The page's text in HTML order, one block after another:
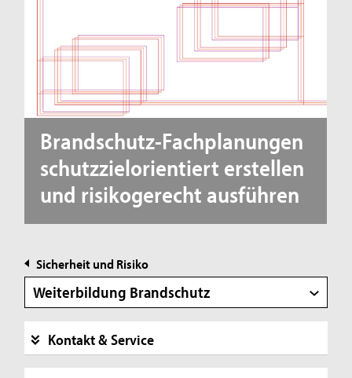
Brandschutz-Fachplanungen
schutzzielorientiert erstellen
und risikogerecht ausführen
Sicherheit und Risiko
Weiterbildung Brandschutz
Kontakt & Service